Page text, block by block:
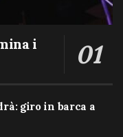
i
giro in barca a